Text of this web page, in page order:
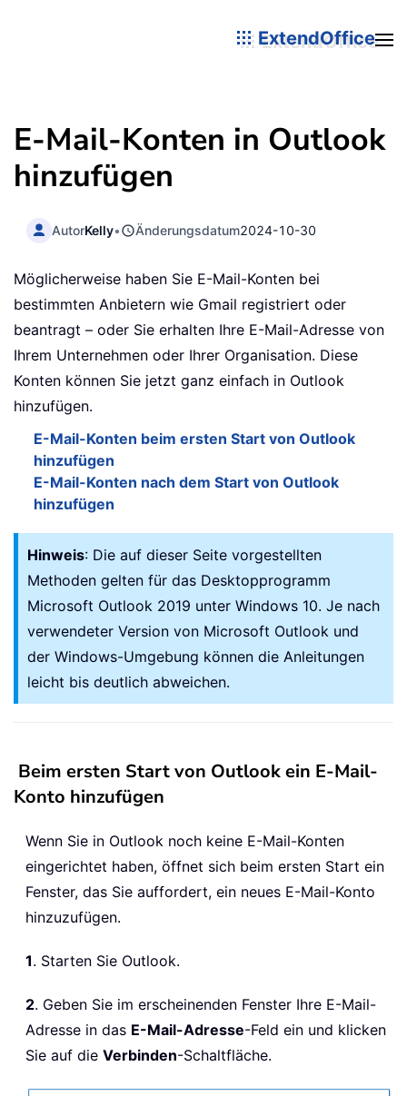
ExtendOffice
E-Mail-Konten in Outlook
hinzufügen
AutorKelly• Änderungsdatum2024-10-30
Möglicherweise haben Sie E-Mail-Konten bei
bestimmten Anbietern wie Gmail registriert oder
beantragt – oder Sie erhalten Ihre E-Mail-Adresse von
Ihrem Unternehmen oder Ihrer Organisation. Diese
Konten können Sie jetzt ganz einfach in Outlook
hinzufügen.
E-Mail-Konten beim ersten Start von Outlook
hinzufügen
E-Mail-Konten nach dem Start von Outlook
hinzufügen
Hinweis: Die auf dieser Seite vorgestellten
Methoden gelten für das Desktopprogramm
Microsoft Outlook 2019 unter Windows 10. Je nach
verwendeter Version von Microsoft Outlook und
der Windows-Umgebung können die Anleitungen
leicht bis deutlich abweichen.
Beim ersten Start von Outlook ein E-Mail-
Konto hinzufügen
Wenn Sie in Outlook noch keine E-Mail-Konten
eingerichtet haben, öffnet sich beim ersten Start ein
Fenster, das Sie auffordert, ein neues E-Mail-Konto
hinzuzufügen.
1. Starten Sie Outlook.
2. Geben Sie im erscheinenden Fenster Ihre E-Mail-
Adresse in das E-Mail-Adresse-Feld ein und klicken
Sie auf die Verbinden-Schaltfläche.